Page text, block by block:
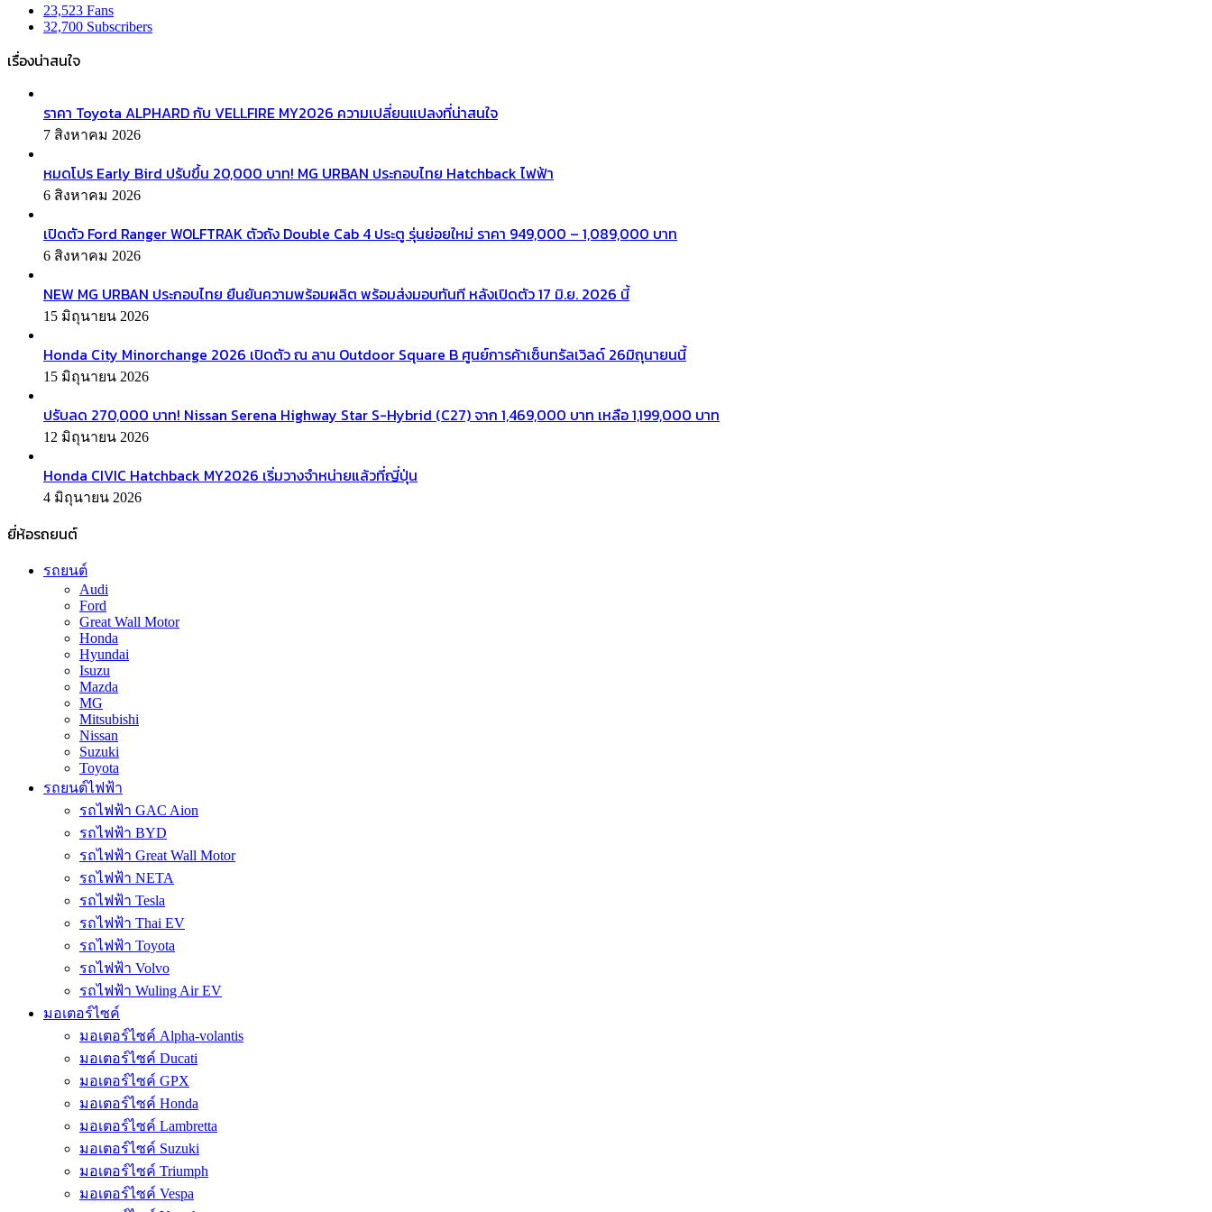
23,523 Fans
32,700 Subscribers
เรื่องน่าสนใจ
ราคา Toyota ALPHARD กับ VELLFIRE MY2026 ความเปลี่ยนแปลงที่น่าสนใจ
7 สิงหาคม 2026
หมดโปร Early Bird ปรับขึ้น 20,000 บาท! MG URBAN ประกอบไทย Hatchback ไฟฟ้า
6 สิงหาคม 2026
เปิดตัว Ford Ranger WOLFTRAK ตัวถัง Double Cab 4 ประตู รุ่นย่อยใหม่ ราคา 949,000 – 1,089,000 บาท
6 สิงหาคม 2026
NEW MG URBAN ประกอบไทย ยืนยันความพร้อมผลิต พร้อมส่งมอบทันที หลังเปิดตัว 17 มิ.ย. 2026 นี้
15 มิถุนายน 2026
Honda City Minorchange 2026 เปิดตัว ณ ลาน Outdoor Square B ศูนย์การค้าเซ็นทรัลเวิลด์ 26มิถุนายนนี้
15 มิถุนายน 2026
ปรับลด 270,000 บาท! Nissan Serena Highway Star S-Hybrid (C27) จาก 1,469,000 บาท เหลือ 1,199,000 บาท
12 มิถุนายน 2026
Honda CIVIC Hatchback MY2026 เริ่มวางจำหน่ายแล้วที่ญี่ปุ่น
4 มิถุนายน 2026
ยี่ห้อรถยนต์
รถยนต์
Audi
Ford
Great Wall Motor
Honda
Hyundai
Isuzu
Mazda
MG
Mitsubishi
Nissan
Suzuki
Toyota
รถยนต์ไฟฟ้า
รถไฟฟ้า GAC Aion
รถไฟฟ้า BYD
รถไฟฟ้า Great Wall Motor
รถไฟฟ้า NETA
รถไฟฟ้า Tesla
รถไฟฟ้า Thai EV
รถไฟฟ้า Toyota
รถไฟฟ้า Volvo
รถไฟฟ้า Wuling Air EV
มอเตอร์ไซค์
มอเตอร์ไซค์ Alpha-volantis
มอเตอร์ไซค์ Ducati
มอเตอร์ไซค์ GPX
มอเตอร์ไซค์ Honda
มอเตอร์ไซค์ Lambretta
มอเตอร์ไซค์ Suzuki
มอเตอร์ไซค์ Triumph
มอเตอร์ไซค์ Vespa